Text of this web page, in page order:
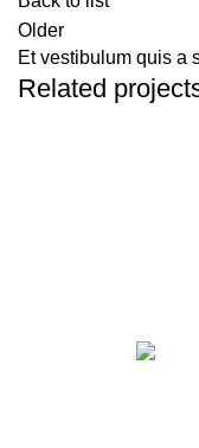
Older
Et vestibulum quis a
Related